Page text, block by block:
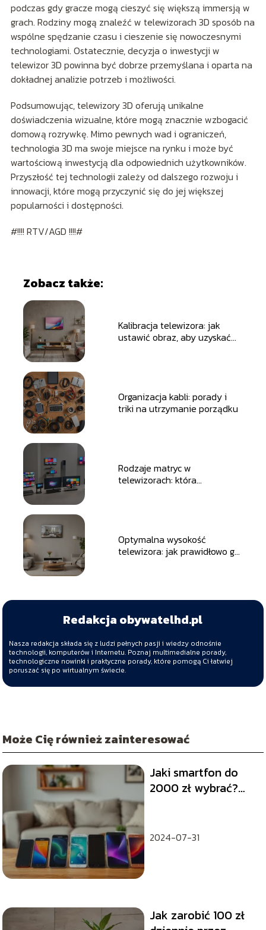
podczas gdy gracze mogą cieszyć się większą immersją w
grach. Rodziny mogą znaleźć w telewizorach 3D sposób na
wspólne spędzanie czasu i cieszenie się nowoczesnymi
technologiami. Ostatecznie, decyzja o inwestycji w
telewizor 3D powinna być dobrze przemyślana i oparta na
dokładnej analizie potrzeb i możliwości.
Podsumowując, telewizory 3D oferują unikalne
doświadczenia wizualne, które mogą znacznie wzbogacić
domową rozrywkę. Mimo pewnych wad i ograniczeń,
technologia 3D ma swoje miejsce na rynku i może być
wartościową inwestycją dla odpowiednich użytkowników.
Przyszłość tej technologii zależy od dalszego rozwoju i
innowacji, które mogą przyczynić się do jej większej
popularności i dostępności.
#!!!! RTV/AGD !!!!#
Zobacz także:
Kalibracja telewizora: jak
ustawić obraz, aby uzyskać
Organizacja kabli: porady i
triki na utrzymanie porządku
Rodzaje matryc w
telewizorach: która
Optymalna wysokość
telewizora: jak prawidłowo go
Redakcja obywatelhd.pl
Nasza redakcja składa się z ludzi pełnych pasji i wiedzy odnośnie
technologii, komputerów i Internetu. Poznaj multimedialne porady,
technologiczne nowinki i praktyczne porady, które pomogą Ci łatwiej
poruszać się po wirtualnym świecie.
Może Cię również zainteresować
Jaki smartfon do
2000 zł wybrać?
modelach
2024-07-31
Jak zarobić 100 zł